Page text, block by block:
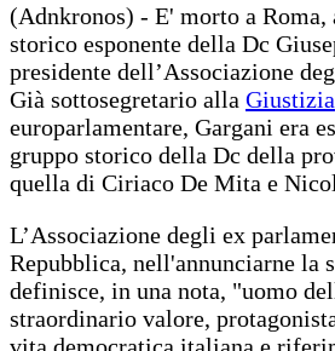
(Adnkronos) - E' morto a Roma,
storico esponente della Dc
presidente dell’Associazione
Già sottosegretario alla Giustizia
europarlamentare, Gargani era
gruppo storico della Dc della
quella di Ciriaco De Mita e
L’Associazione degli ex
Repubblica, nell'annunciarne la
definisce, in una nota, "uomo
straordinario valore,